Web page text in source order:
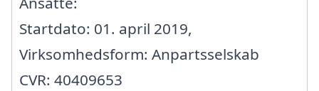
Startdato: 01. april 2019,
Virksomhedsform: Anpartsselskab
CVR: 40409653